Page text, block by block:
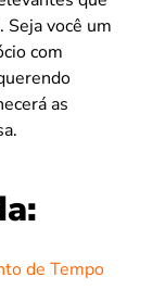
você um
com
as
de Tempo